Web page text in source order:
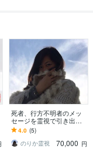
死者、行方不明者のメッ
セージを霊視で引き出し
ます 探偵に頼む前に。実
績多数、特殊な霊視鑑定
となります。
4.0 (5)
のりか霊視
70,000 円